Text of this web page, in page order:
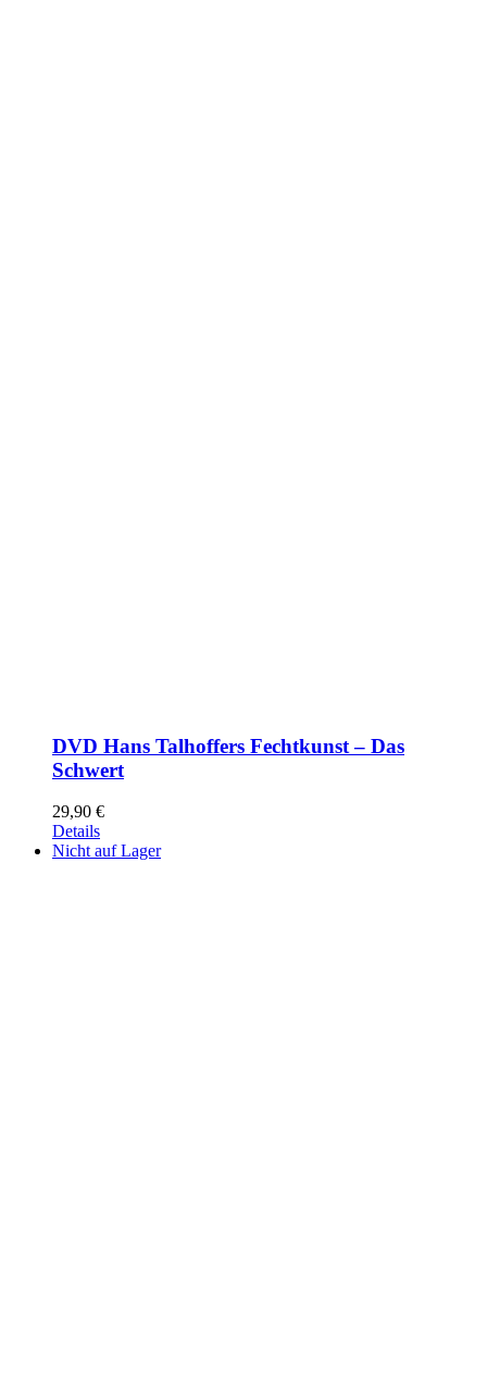
DVD Hans Talhoffers Fechtkunst – Das
Schwert
29,90 €
Details
Nicht auf Lager